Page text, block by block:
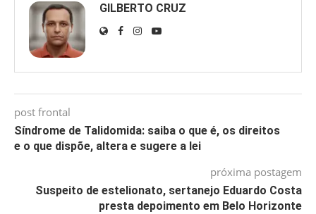
GILBERTO CRUZ
post frontal
Síndrome de Talidomida: saiba o que é, os direitos
e o que dispõe, altera e sugere a lei
próxima postagem
Suspeito de estelionato, sertanejo Eduardo Costa
presta depoimento em Belo Horizonte